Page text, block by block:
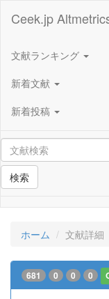
Ceek.jp
文献ランキング
新着文献
新着投稿
検索
ホーム 文献詳細
681 0 0 0